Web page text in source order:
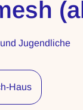
Jugendliche
Haus